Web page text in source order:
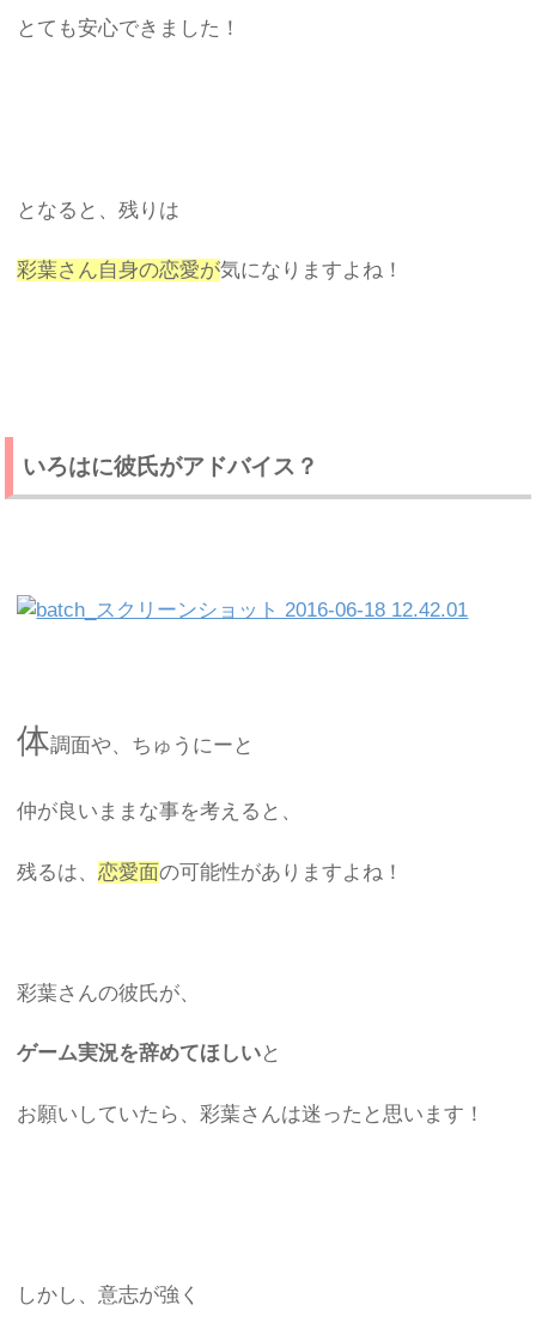
とても安心できました！
となると、残りは
彩葉さん自身の恋愛が気になりますよね！
いろはに彼氏がアドバイス？
体調面や、ちゅうにーと
仲が良いままな事を考えると、
残るは、恋愛面の可能性がありますよね！
彩葉さんの彼氏が、
ゲーム実況を辞めてほしいと
お願いしていたら、彩葉さんは迷ったと思います！
しかし、意志が強く